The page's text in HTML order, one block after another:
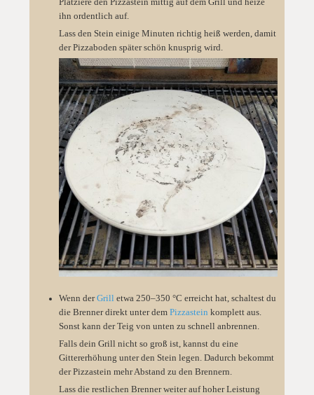
ihn ordentlich auf.
Lass den Stein einige Minuten richtig heiß werden, damit
der Pizzaboden später schön knusprig wird.
Wenn derGrill etwa 250–350 °C erreicht hat, schaltest du
die Brenner direkt unter dem Pizzastein komplett aus.
Sonst kann der Teig von unten zu schnell anbrennen.
Falls dein Grill nicht so groß ist, kannst du eine
Gittererhöhung unter den Stein legen. Dadurch bekommt
der Pizzastein mehr Abstand zu den Brennern.
Lass die restlichen Brenner weiter auf hoher Leistung